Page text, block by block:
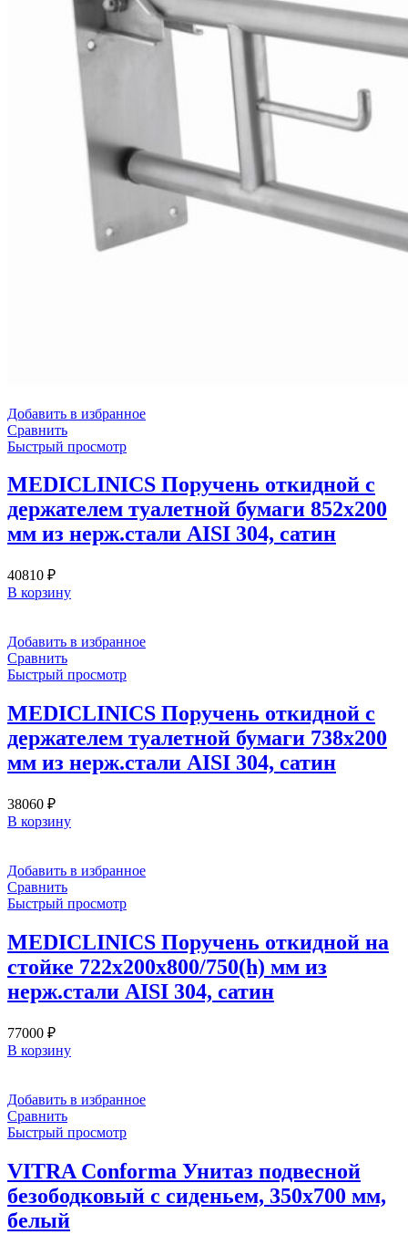
Добавить в избранное
Сравнить
Быстрый просмотр
MEDICLINICS Поручень откидной с
держателем туалетной бумаги 852х200
мм из нерж.стали AISI 304, сатин
40810 ₽
В корзину
Добавить в избранное
Сравнить
Быстрый просмотр
MEDICLINICS Поручень откидной с
держателем туалетной бумаги 738х200
мм из нерж.стали AISI 304, сатин
38060 ₽
В корзину
Добавить в избранное
Сравнить
Быстрый просмотр
MEDICLINICS Поручень откидной на
стойке 722х200х800/750(h) мм из
нерж.стали AISI 304, сатин
77000 ₽
В корзину
Добавить в избранное
Сравнить
Быстрый просмотр
VITRA Conforma Унитаз подвесной
безободковый с сиденьем, 350х700 мм,
белый